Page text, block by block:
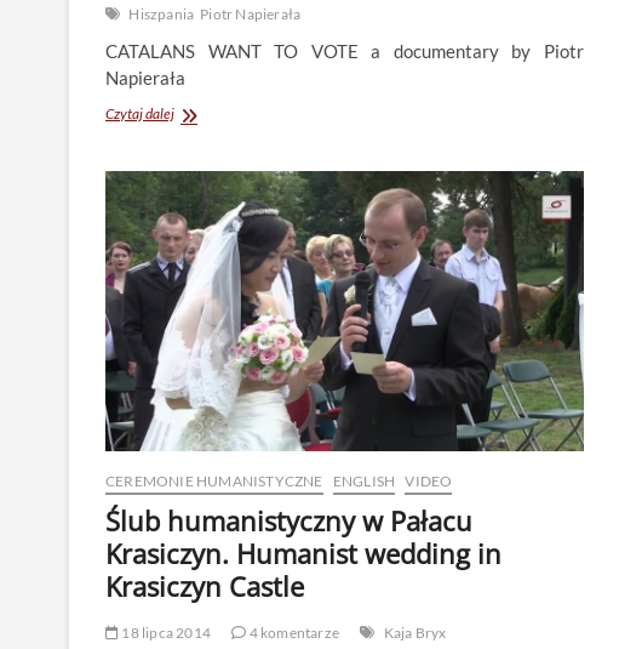
Hiszpania Piotr Napierała
CATALANS WANT TO VOTE a documentary by Piotr
Napierała
Czytaj dalejCATALANS
VOTE
a
documentary
by
Piotr
Napierała
CEREMONIE HUMANISTYCZNE ENGLISH VIDEO
Ślub humanistyczny w Pałacu
Krasiczyn. Humanist wedding in
Krasiczyn Castle
18 lipca 2014 4 komentarze Kaja Bryx